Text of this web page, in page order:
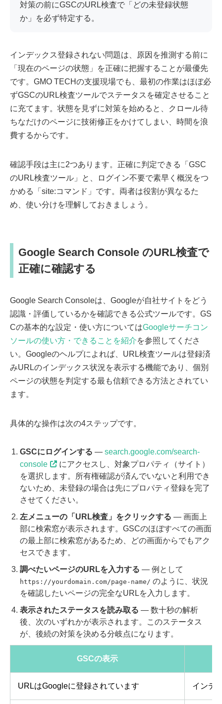
対策の前にGSCのURL検査で「どの未登録状態
か」を必ず特定する。
インデックス登録されない問題は、原因を推測する前に
「現在のページの状態」を正確に把握することが最優先
です。GMO TECHの支援現場でも、最初の作業はほぼ必
ずGSCのURL検査ツールでステータスを確定させること
に充てます。状態を見ずに対策を始めると、クロール待
ちなだけのページに技術修正をかけてしまい、時間を浪
費するからです。
確認手段は主に2つあります。正確に判定できる「GSC
のURL検査ツール」と、ログイン不要で素早く概況をつ
かめる「site:コマンド」です。両者は役割が異なるた
め、使い分けを理解しておきましょう。
Google Search Console のURL検査で
正確に確認する
Google Search Consoleは、Googleが自社サイトをどう
認識・評価しているかを確認できる公式ツールです。GS
Cの基本的な設定・使い方についてはGoogleサーチコン
ソールの使い方・できることを紹介を参照してくださ
い。Googleのヘルプによれば、URL検査ツールは登録済
みURLのインデックス状況を表示する機能であり、個別
ページの状態を判定する最も信頼できる方法とされてい
ます。
具体的な操作は次の4ステップです。
GSCにログインする — search.google.com/search-
console
にアクセスし、対象プロパティ（サイト）
を選択します。所有権確認が済んでいないと利用でき
ないため、未登録の場合は先にプロパティ登録を完了
させてください。
左メニューの「URL検査」をクリックする — 画面上
部に検索窓が表示されます。GSCのほぼすべての画面
の最上部に検索窓があるため、どの画面からでもアク
セスできます。
調べたいページのURLを入力する — 例として
https://yourdomain.com/page-name/ のように、状況
を確認したいページの完全なURLを入力します。
表示されたステータスを読み取る — 数十秒の解析
後、次のいずれかが表示されます。このステータス
が、後続の対策を決める分岐点になります。
GSCの表示
URLはGoogleに登録されています インデ